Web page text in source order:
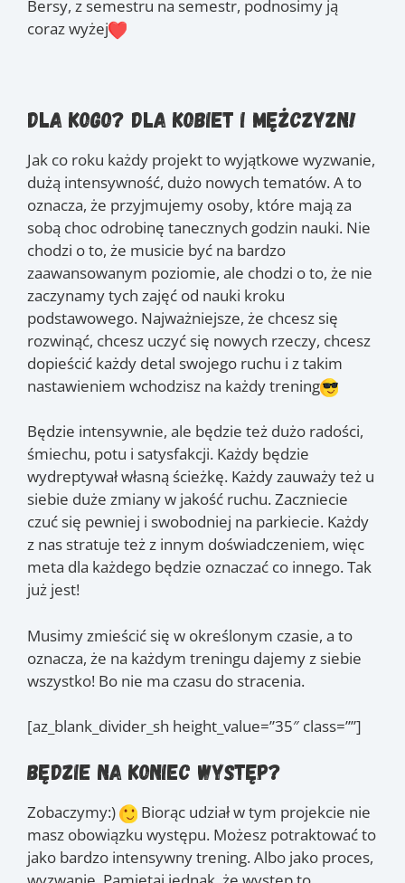
Bersy, z semestru na semestr, podnosimy ją
coraz wyżej
Dla kogo? Dla kobiet i mężczyzn!
Jak co roku każdy projekt to wyjątkowe wyzwanie,
dużą intensywność, dużo nowych tematów. A to
oznacza, że przyjmujemy osoby, które mają za
sobą choc odrobinę tanecznych godzin nauki. Nie
chodzi o to, że musicie być na bardzo
zaawansowanym poziomie, ale chodzi o to, że nie
zaczynamy tych zajęć od nauki kroku
podstawowego. Najważniejsze, że chcesz się
rozwinąć, chcesz uczyć się nowych rzeczy, chcesz
dopieścić każdy detal swojego ruchu i z takim
nastawieniem wchodzisz na każdy trening
Będzie intensywnie, ale będzie też dużo radości,
śmiechu, potu i satysfakcji. Każdy będzie
wydreptywał własną ścieżkę. Każdy zauważy też u
siebie duże zmiany w jakość ruchu. Zaczniecie
czuć się pewniej i swobodniej na parkiecie. Każdy
z nas stratuje też z innym doświadczeniem, więc
meta dla każdego będzie oznaczać co innego. Tak
już jest!
Musimy zmieścić się w określonym czasie, a to
oznacza, że na każdym treningu dajemy z siebie
wszystko! Bo nie ma czasu do stracenia.
[az_blank_divider_sh height_value=”35″ class=””]
Będzie na koniec występ?
Zobaczymy:)
Biorąc udział w tym projekcie nie
masz obowiązku występu. Możesz potraktować to
jako bardzo intensywny trening. Albo jako proces,